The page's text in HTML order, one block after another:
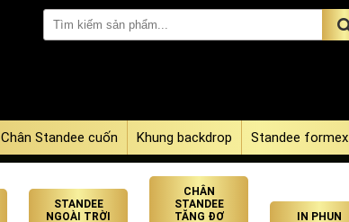
Chân Standee cuốn Khung backdrop Standee formex
STANDEE
NGOÀI TRỜI
CHÂN
STANDEE
TĂNG ĐƠ
IN PHUN